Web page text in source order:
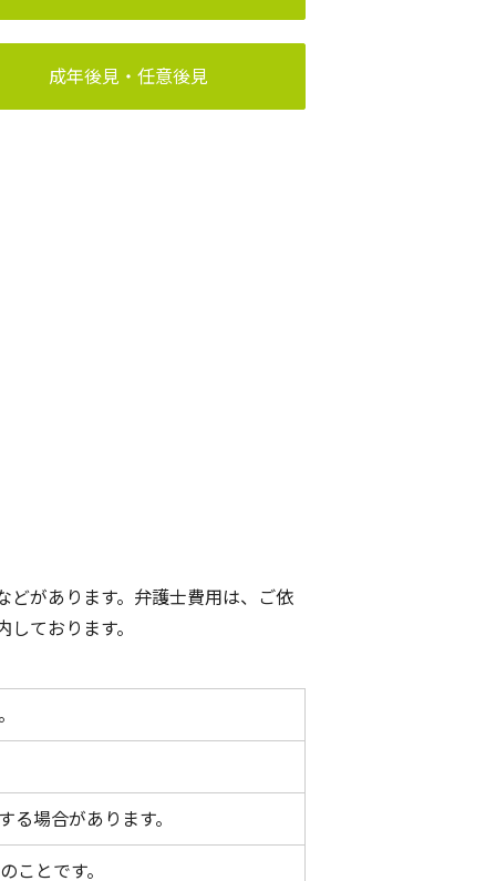
成年後見・任意後見
どがあります。弁護士費用は、ご依
ております。
場合があります。
ことです。